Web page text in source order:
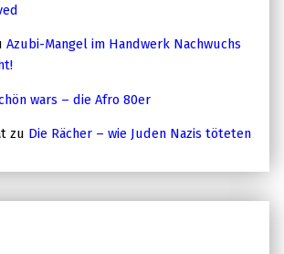
Azubi-Mangel im Handwerk Nachwuchs
wars – die Afro 80er
zu Die Rächer – wie Juden Nazis töteten